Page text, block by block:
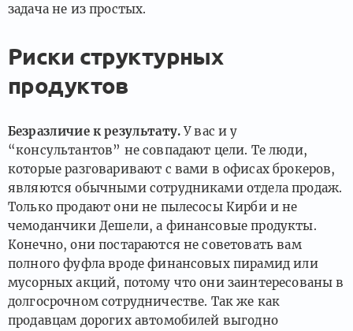
задача не из простых.
Риски структурных
продуктов
Безразличие к результату. У вас и у
“консультантов” не совпадают цели. Те люди,
которые разговаривают с вами в офисах брокеров,
являются обычными сотрудниками отдела продаж.
Только продают они не пылесосы Кирби и не
чемоданчики Дешели, а финансовые продукты.
Конечно, они постараются не советовать вам
полного фуфла вроде финансовых пирамид или
мусорных акций, потому что они заинтересованы в
долгосрочном сотрудничестве. Так же как
продавцам дорогих автомобилей выгодно